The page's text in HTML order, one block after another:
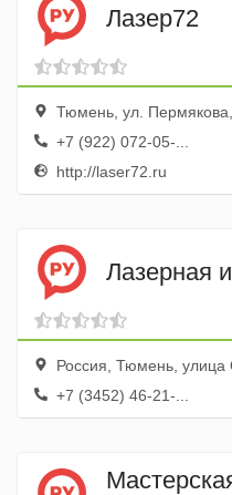
Лазер72
Тюмень, ул.
+7 (922) 072-05-...
http://laser72.ru
Лазерная
Россия, Тюмень,
+7 (3452) 46-21-...